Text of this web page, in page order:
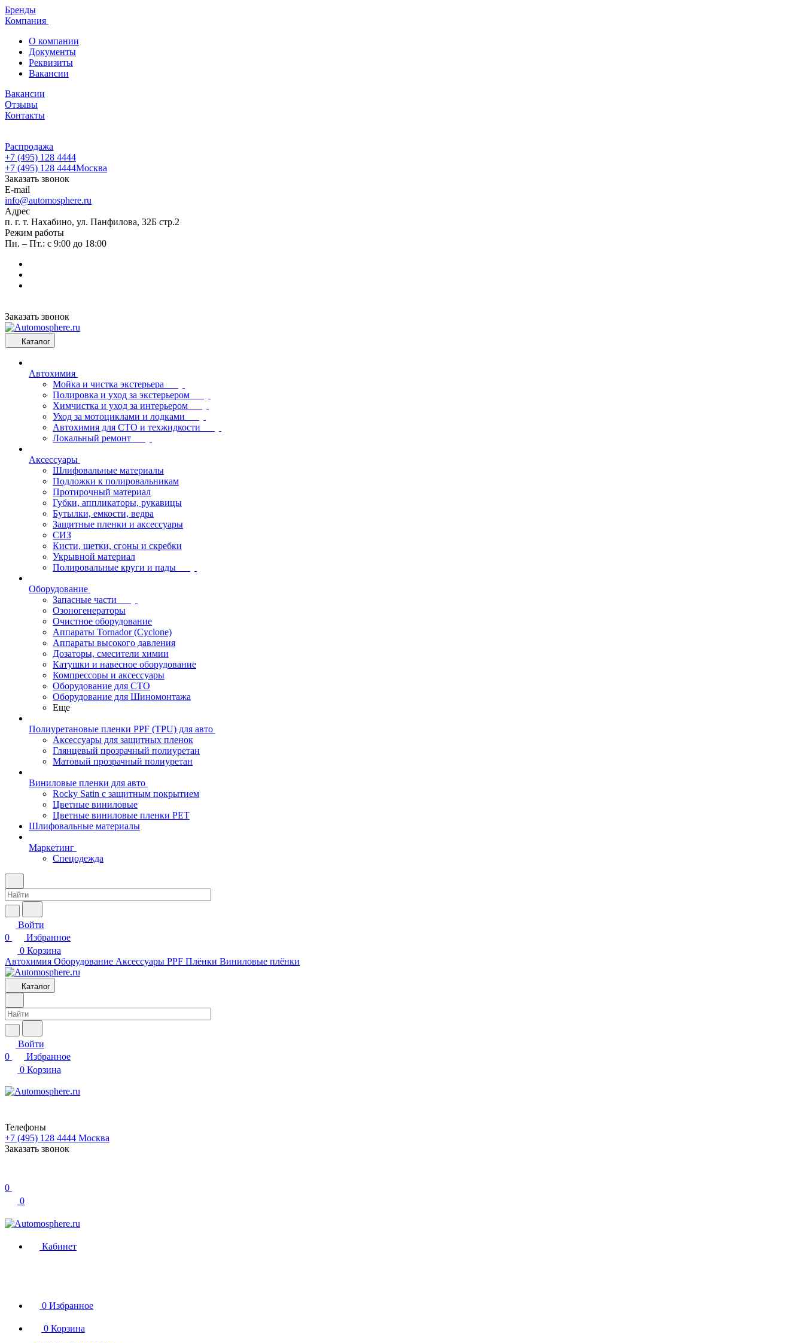
Бренды
Компания
О компании
Документы
Реквизиты
Вакансии
Вакансии
Отзывы
Контакты
Распродажа
+7 (495) 128 4444
+7 (495) 128 4444Москва
Заказать звонок
E-mail
info@automosphere.ru
Адрес
п. г. т. Нахабино, ул. Панфилова, 32Б стр.2
Режим работы
Пн. – Пт.: с 9:00 до 18:00
Заказать звонок
Каталог
Автохимия
Мойка и чистка экстерьера
Полировка и уход за экстерьером
Химчистка и уход за интерьером
Уход за мотоциклами и лодками
Автохимия для СТО и техжидкости
Локальный ремонт
Аксессуары
Шлифовальные материалы
Подложки к полировальникам
Протирочный материал
Губки, аппликаторы, рукавицы
Бутылки, емкости, ведра
Защитные пленки и аксессуары
СИЗ
Кисти, щетки, сгоны и скребки
Укрывной материал
Полировальные круги и пады
Оборудование
Запасные части
Озоногенераторы
Очистное оборудование
Аппараты Tornador (Cyclone)
Аппараты высокого давления
Дозаторы, смесители химии
Катушки и навесное оборудование
Компрессоры и аксессуары
Оборудование для СТО
Оборудование для Шиномонтажа
Еще
Полиуретановые пленки PPF (TPU) для авто
Аксессуары для защитных пленок
Глянцевый прозрачный полиуретан
Матовый прозрачный полиуретан
Виниловые пленки для авто
Rocky Satin с защитным покрытием
Цветные виниловые
Цветные виниловые пленки PET
Шлифовальные материалы
Маркетинг
Спецодежда
Войти
0
Избранное
0 Корзина
Автохимия Оборудование Аксессуары PPF Плёнки Виниловые плёнки
Каталог
Войти
0
Избранное
0 Корзина
Телефоны
+7 (495) 128 4444 Москва
Заказать звонок
0
0
Кабинет
0 Избранное
0 Корзина